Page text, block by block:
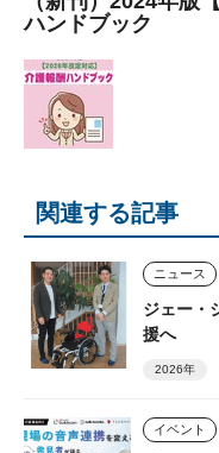
ハンドブック
関連する記事
ニュース
ジェー・
援へ
2026年
イベント